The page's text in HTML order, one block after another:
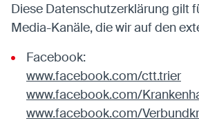
Diese Datenschutzerklärung gilt
Media-Kanäle, die wir auf den
Facebook:
www.facebook.com/ctt.trier
www.facebook.com/
www.facebook.com/